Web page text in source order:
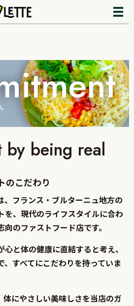
being real
のこだわり
、フランス・ブルターニュ地方の
を、現代のライフスタイルに合わ
のファストフード店です。
と体の健康に直結すると考え、
すべてにこだわりを持っていま
にやさしい美味しさを当店のガ